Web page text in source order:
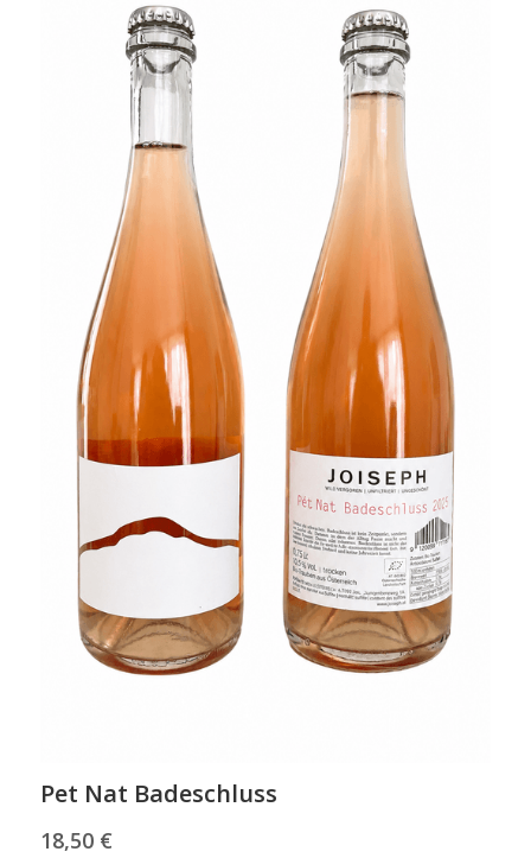
Pet Nat Badeschluss
18,50 €